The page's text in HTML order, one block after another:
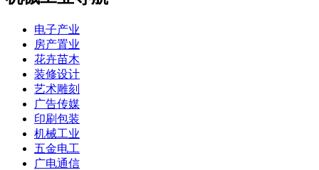
电子产业
房产置业
花卉苗木
装修设计
艺术雕刻
广告传媒
印刷包装
机械工业
五金电工
广电通信